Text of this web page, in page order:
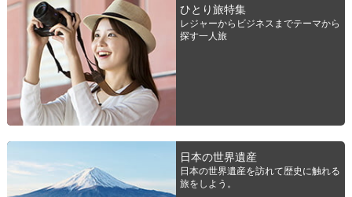
ひとり旅特集
レジャーからビジネスまでテーマから
探す一人旅
日本の世界遺産
日本の世界遺産を訪れて歴史に触れる
旅をしよう。